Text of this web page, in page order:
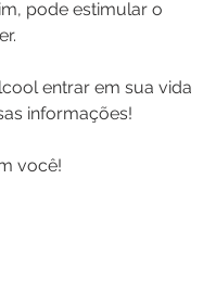
pode estimular o
entrar em sua vida
informações!
você!